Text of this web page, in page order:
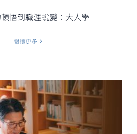
頓悟到職涯蛻變：大人學
閱讀更多